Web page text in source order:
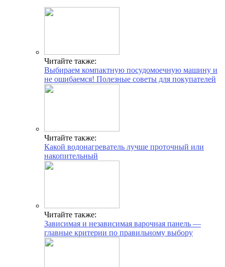
Читайте также:
Выбираем компактную посудомоечную машину и
не ошибаемся! Полезные советы для покупателей
Читайте также:
Какой водонагреватель лучше проточный или
накопительный
Читайте также:
Зависимая и независимая варочная панель —
главные критерии по правильному выбору